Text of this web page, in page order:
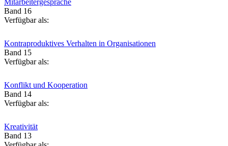
Band 16
Verfügbar als:
Kontraproduktives Verhalten in Organisationen
Band 15
Verfügbar als:
Konflikt und Kooperation
Band 14
Verfügbar als:
Kreativität
Band 13